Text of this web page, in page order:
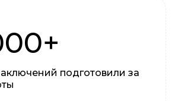
подготовили за